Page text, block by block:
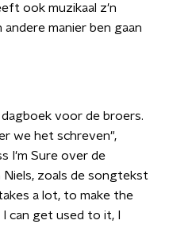
ook muzikaal z'n
manier ben gaan
voor de broers.
we het schreven",
I'm Sure over de
zoals de songtekst
a lot, to make the
can get used to it, I